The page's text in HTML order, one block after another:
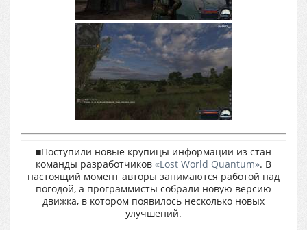
■Поступили новые крупицы информации из стан
команды разработчиков «Lost World Quantum». В
настоящий момент авторы занимаются работой над
погодой, а программисты собрали новую версию
движка, в котором появилось несколько новых
улучшений.